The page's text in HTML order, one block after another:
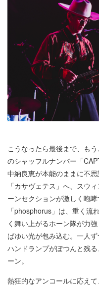
こうなったら最後まで、も
のシャッフルナンバー「
中納良恵が本能のままに不
「カサヴェテス」へ、スウ
ーンセクションが激しく咆
「phosphorus」は、重く流
く舞い上がるホーン隊が力
ばゆい光が包み込む。一人
ハンドランプがぽつんと残
ーン。
熱狂的なアンコールに応え